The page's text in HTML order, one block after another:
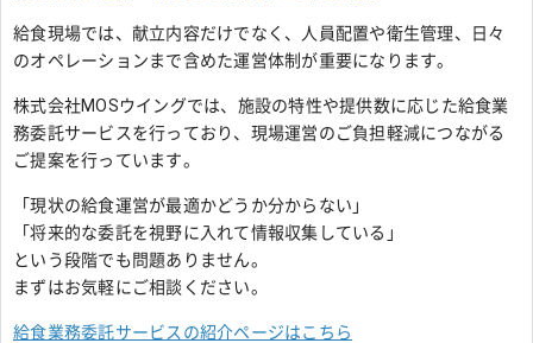
給食現場では、献立内容だけでなく、人員配置や衛生管理、日々
のオペレーションまで含めた運営体制が重要になります。
株式会社MOSウイングでは、施設の特性や提供数に応じた給食業
務委託サービスを行っており、現場運営のご負担軽減につながる
ご提案を行っています。
「現状の給食運営が最適かどうか分からない」
「将来的な委託を視野に入れて情報収集している」
という段階でも問題ありません。
まずはお気軽にご相談ください。
給食業務委託サービスの紹介ページはこちら